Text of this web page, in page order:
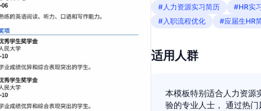
#人力资源实习简历 #HR实
#入职流程优化
#应届生HR
适用人群
本模板特别适合人力资源
验的专业人士， 通过热